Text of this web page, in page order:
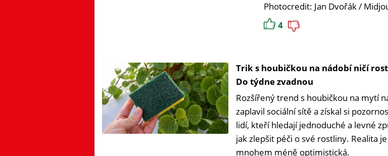
Photocredit: Jan Dvořák /
4
Trik s houbičkou na nádobí ničí
Do týdne zvadnou
Rozšířený trend s houbičkou na mytí
zaplavil sociální sítě a získal si
lidí, kteří hledají jednoduché a levné
jak zlepšit péči o své rostliny. Realita
mnohem méně optimistická.